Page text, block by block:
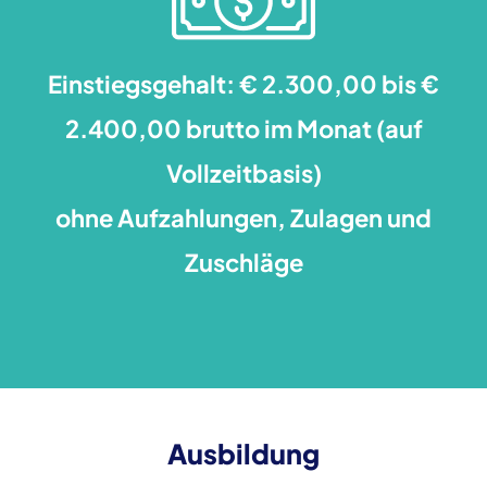
Einstiegsgehalt: € 2.300,00 bis €
2.400,00 brutto im Monat (auf
Vollzeitbasis)
ohne Aufzahlungen, Zulagen und
Zuschläge
Ausbildung